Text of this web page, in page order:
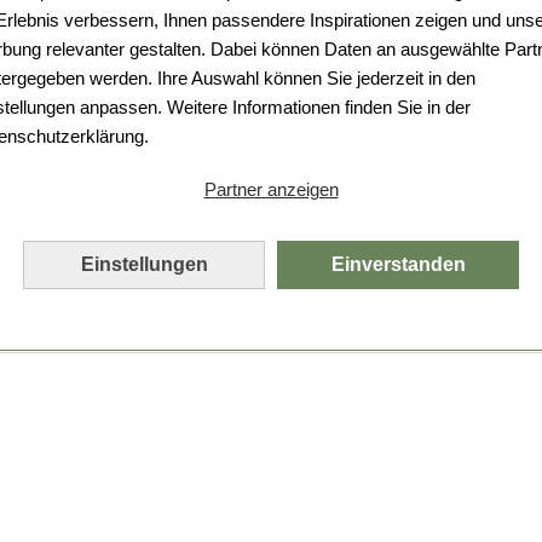
verbessern, Ihnen passendere Inspirationen zeigen und
relevanter gestalten. Dabei können Daten an ausgewählte
werden. Ihre Auswahl können Sie jederzeit in den
anpassen. Weitere Informationen finden Sie in der
Partner anzeigen
Einstellungen Einverstanden
Da ist etwas schiefgelaufen.
Leider ist ein technischer Fehler aufgetreten.
Bitte laden Sie die Seite neu.